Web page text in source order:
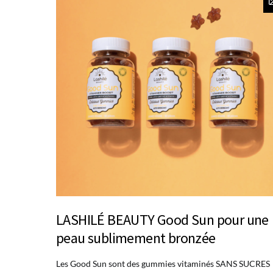
LASHILÉ BEAUTY Good Sun pour une
peau sublimement bronzée
Les Good Sun sont des gummies vitaminés SANS SUCRES